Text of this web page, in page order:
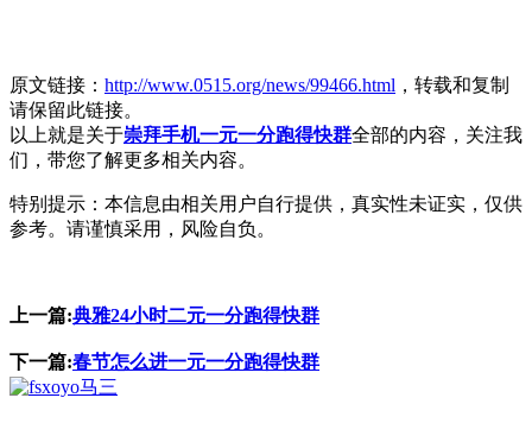
原文链接： http://www.0515.org/news/99466.html ，转载和复制
请保留此链接。
以上就是关于崇拜手机一元一分跑得快群全部的内容，关注我
们，带您了解更多相关内容。
特别提示：本信息由相关用户自行提供，真实性未证实，仅供
参考。请谨慎采用，风险自负。
上一篇:典雅24小时二元一分跑得快群
下一篇:春节怎么进一元一分跑得快群
马三